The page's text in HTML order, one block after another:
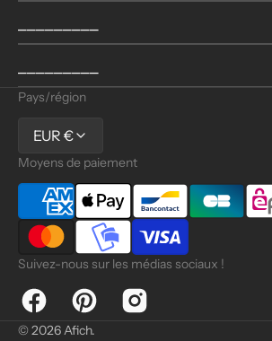
Pays/région
EUR €
Moyens de paiement
Suivez-nous sur les médias sociaux !
Facebook Pinterest Instagram
© 2026Afich.